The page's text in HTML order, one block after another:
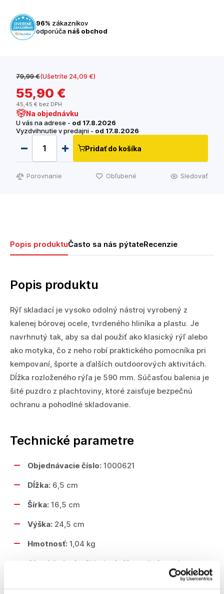
96% zákazníkov
odporúča náš obchod
79,99 €(Ušetríte 24,09 €)
55,90 €
45,45 € bez DPH
Na objednávku
U vás na adrese - od 17.8.2026
Vyzdvihnutie v predajni - od 17.8.2026
Pridať do košíka
Porovnanie Obľubené Sledovať
Popis produktuČasto sa nás pýtateRecenzie
Popis produktu
Rýľ skladací je vysoko odolný nástroj vyrobený z
kalenej bórovej ocele, tvrdeného hliníka a plastu. Je
navrhnutý tak, aby sa dal použiť ako klasický rýľ alebo
ako motyka, čo z neho robí praktického pomocníka pri
kempovaní, športe a ďalších outdoorových aktivitách.
Dĺžka rozloženého rýľa je 590 mm. Súčasťou balenia je
šité puzdro z plachtoviny, ktoré zaisťuje bezpečnú
ochranu a pohodlné skladovanie.
Technické parametre
Objednávacie číslo: 1000621
Dĺžka: 6,5 cm
Šírka: 16,5 cm
Výška: 24,5 cm
Hmotnosť: 1,04 kg
Obsah balenia: Skladací rýľ, textilné puzdro